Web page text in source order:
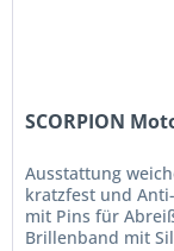
SCORPION
Ausstattung
kratzfest und
mit Pins für
Brillenband mit